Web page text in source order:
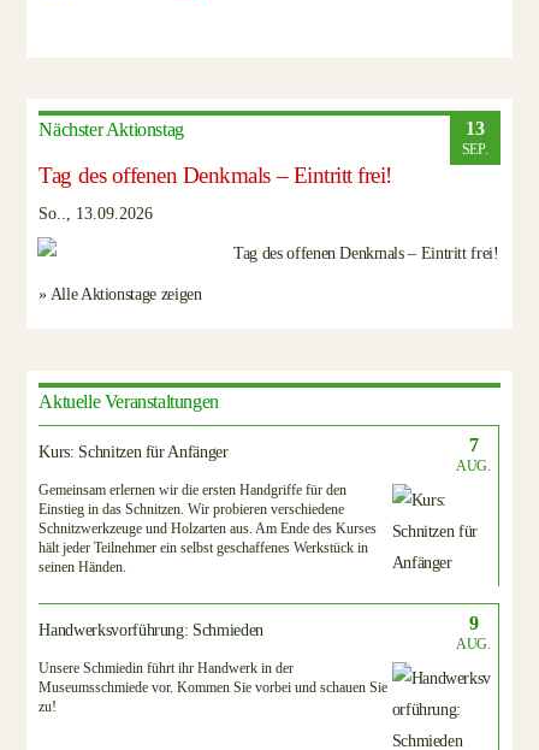
Nächster Aktionstag 13
SEP.
Tag des offenen Denkmals – Eintritt frei!
So.., 13.09.2026
» Alle Aktionstage zeigen
Aktuelle Veranstaltungen
Kurs: Schnitzen für Anfänger 7
AUG.
Gemeinsam erlernen wir die ersten Handgriffe für den
Einstieg in das Schnitzen. Wir probieren verschiedene
Schnitzwerkzeuge und Holzarten aus. Am Ende des Kurses
hält jeder Teilnehmer ein selbst geschaffenes Werkstück in
seinen Händen.
Handwerksvorführung: Schmieden 9
AUG.
Unsere Schmiedin führt ihr Handwerk in der
Museumsschmiede vor. Kommen Sie vorbei und schauen Sie
zu!